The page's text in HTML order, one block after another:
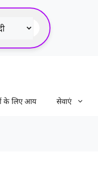
के लिए आय सेवाएं